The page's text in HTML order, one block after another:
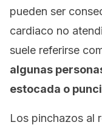
pueden ser
cardiaco no
suele referirse
algunas
estocada o
Los pinchazos al